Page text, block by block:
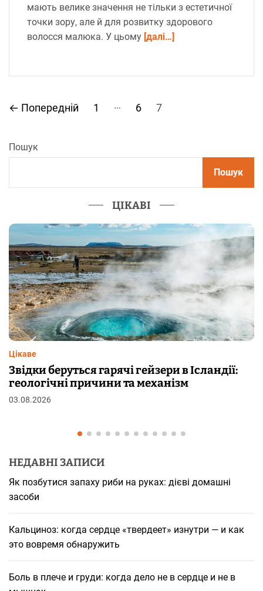
мають велике значення не тільки з естетичної
точки зору, але й для розвитку здорового
волосся малюка. У цьому [далі…]
П
г
а
ц
і
я
з
а
п
и
і
в
← Попередній 1 … 6 7
Пошук
Пошук
ЦІКАВІ
в Ісландії:
Чому від переляку
шкірі: фізіологія
НЕДАВНІ ЗАПИСИ
Як позбутися запаху риби на руках: дієві домашні
засоби
Кальциноз: когда сердце «твердеет» изнутри — и как
это вовремя обнаружить
Боль в плече и груди: когда дело не в сердце и не в